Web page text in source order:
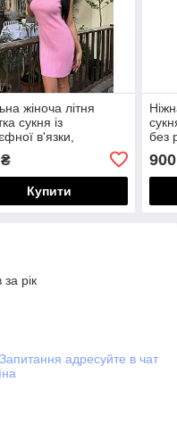
жіноча літня
сукня із
в'язки,
силуету, без
Купити
без
900
рік
адресуйте в чат